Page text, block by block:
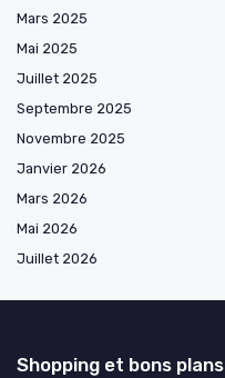
Mars 2025
Mai 2025
Juillet 2025
Septembre 2025
Novembre 2025
Janvier 2026
Mars 2026
Mai 2026
Juillet 2026
Shopping et bons plans